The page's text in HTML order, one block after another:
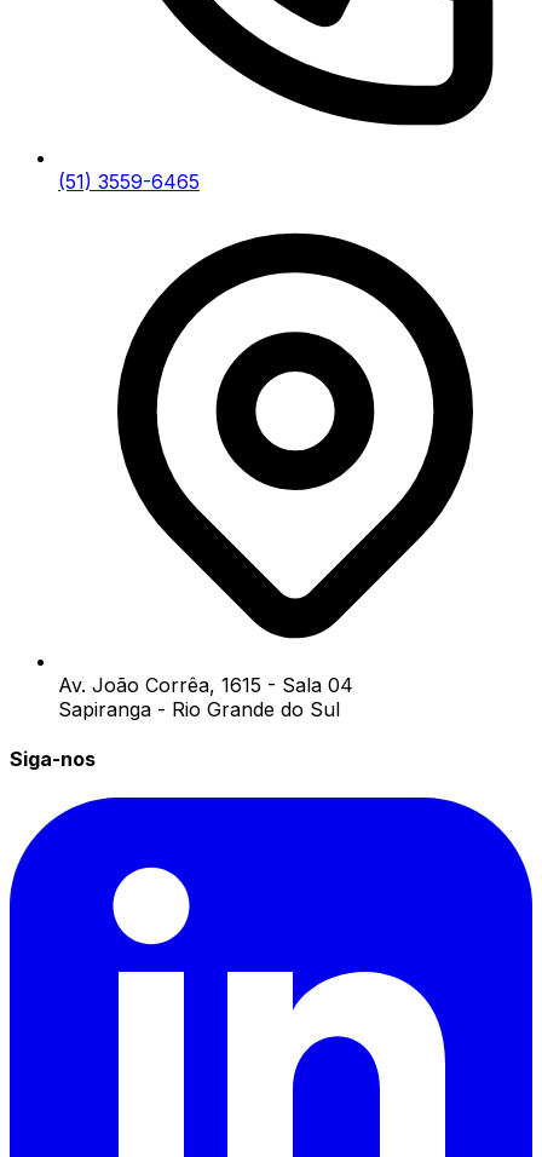
(51) 3559-6465
Av. João Corrêa, 1615 - Sala 04
Sapiranga - Rio Grande do Sul
Siga-nos